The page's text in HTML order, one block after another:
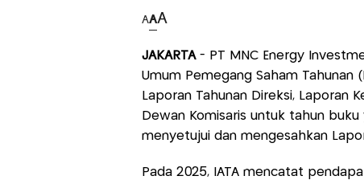
AAA
JAKARTA - PT MNC Energy
Umum Pemegang Saham Tahunan
Laporan Tahunan Direksi, Laporan
Dewan Komisaris untuk tahun
menyetujui dan mengesahkan
Pada 2025, IATA mencatat